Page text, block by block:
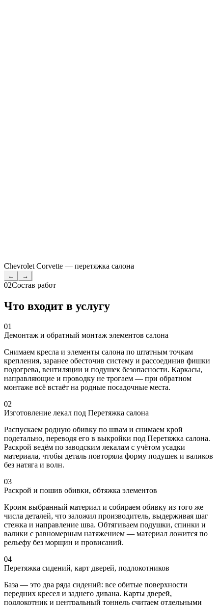
Chevrolet Corvette — перетяжка салона
← →
02Состав работ
Что входит в услугу
01
Демонтаж и обратный монтаж элементов салона
Снимаем кресла и элементы салона по штатным точкам
крепления, заранее обесточив систему и рассоединив фишки
подогрева, вентиляции и подушек безопасности. Каркасы,
направляющие и проводку не трогаем — при обратном
монтаже всё встаёт на родные посадочные места.
02
Изготовление лекал под Перетяжка салона
Распускаем родную обивку по швам и снимаем крой
подетально, переводя его в выкройки под Перетяжка салона.
Раскрой ведём по заводским лекалам с учётом усадки
материала, чтобы деталь повторяла форму подушек и валиков
без натяга и волн.
03
Раскрой и пошив обивки, обтяжка элементов
Кроим выбранный материал и собираем обивку из того же
числа деталей, что заложил производитель, выдерживая шаг
стежка и направление шва. Обтягиваем подушки, спинки и
валики с равномерным натяжением — материал ложится по
рельефу без морщин и провисаний.
04
Перетяжка сидений, карт дверей, подлокотников
База — это два ряда сидений: все обитые поверхности
передних кресел и заднего дивана. Карты дверей,
подлокотник и центральный тоннель считаем отдельными